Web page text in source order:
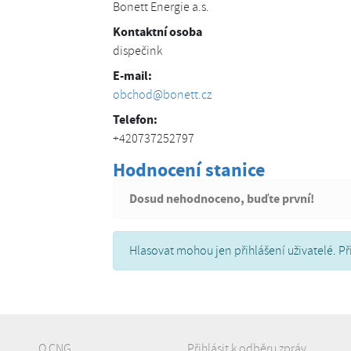
Bonett Energie a.s.
Kontaktní osoba
dispečink
E-mail:
obchod@bonett.cz
Telefon:
+420737252797
Hodnocení stanice
Dosud nehodnoceno, buďte první!
Hlasovat mohou jen přihlášení uživatelé.